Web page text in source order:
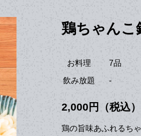
鶏ちゃんこ
お料理 7品
飲み放題 -
2,000円（税込）
鶏の旨味あふれるち